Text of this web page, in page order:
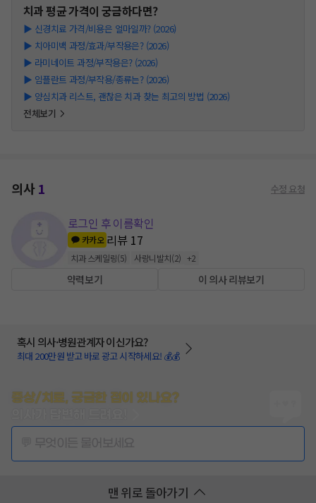
치과평균 가격이 궁금하다면?
▶ 신경치료 가격/비용은 얼마일까? (2026)
▶ 치아미백 과정/효과/부작용은? (2026)
▶ 라미네이트 과정/부작용은? (2026)
▶ 임플란트 과정/부작용/종류는? (2026)
▶ 양심치과 리스트, 괜찮은 치과 찾는 최고의 방법 (2026)
전체보기
의사1 수정 요청
로그인 후 이름확인
카카오 리뷰 17
치과 스케일링(5) 사랑니발치(2) +2
약력보기 이 의사 리뷰보기
혹시 의사·병원관계자 이신가요?
최대 200만원 받고 바로 광고 시작하세요! 💰💰
증상/치료, 궁금한 점이 있나요?
맨 위로 돌아가기